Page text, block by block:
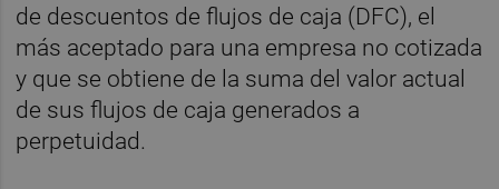
de descuentos de flujos de caja (DFC), el
más aceptado para una empresa no cotizada
y que se obtiene de la suma del valor actual
de sus flujos de caja generados a
perpetuidad.